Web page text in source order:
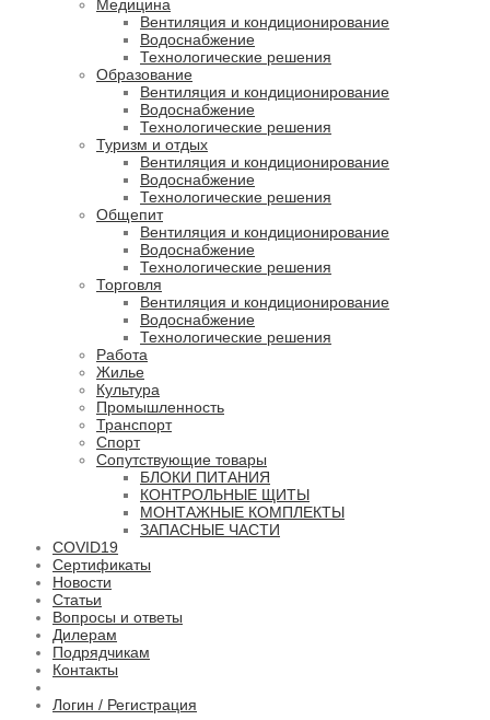
Медицина
Вентиляция и кондиционирование
Водоснабжение
Технологические решения
Образование
Вентиляция и кондиционирование
Водоснабжение
Технологические решения
Туризм и отдых
Вентиляция и кондиционирование
Водоснабжение
Технологические решения
Общепит
Вентиляция и кондиционирование
Водоснабжение
Технологические решения
Торговля
Вентиляция и кондиционирование
Водоснабжение
Технологические решения
Работа
Жилье
Культура
Промышленность
Транспорт
Спорт
Сопутствующие товары
БЛОКИ ПИТАНИЯ
КОНТРОЛЬНЫЕ ЩИТЫ
МОНТАЖНЫЕ КОМПЛЕКТЫ
ЗАПАСНЫЕ ЧАСТИ
COVID19
Сертификаты
Новости
Статьи
Вопросы и ответы
Дилерам
Подрядчикам
Контакты
Логин / Регистрация